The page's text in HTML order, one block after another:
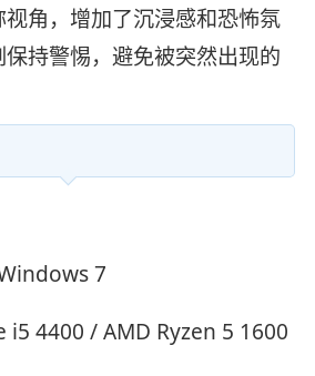
角，增加了沉浸感和恐怖氛
持警惕，避免被突然出现的
7
i5 4400 / AMD Ryzen 5 1600